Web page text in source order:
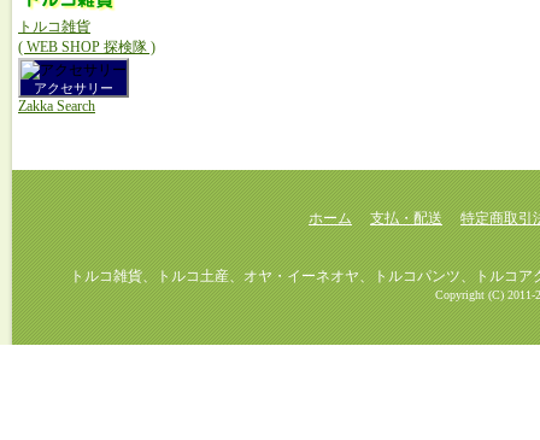
トルコ雑貨
( WEB SHOP 探検隊 )
アクセサリー
Zakka Search
ホーム 支払・配送 特定商取引
トルコ雑貨、トルコ土産、オヤ・イーネオヤ、トルコパンツ、トルコアク
Copyright (C) 2011-